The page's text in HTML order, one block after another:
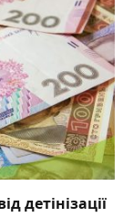
детінізації